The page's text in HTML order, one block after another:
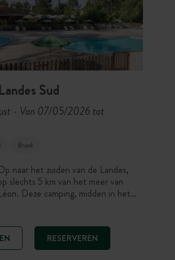
Sud
- Van 07/05/2026 tot
Brook
naar het zuiden van de Landes,
slechts 5 km van het meer van
Deze camping, midden in het
optimale privacy. Op het
geniet u van het centrale
met een prachtig
RESERVEREN